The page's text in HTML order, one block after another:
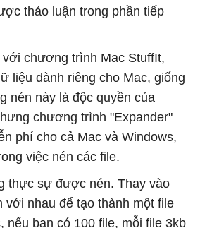
thảo luận trong phần tiếp
chương trình Mac StuffIt,
liệu dành riêng cho Mac, giống
nén này là độc quyền của
chương trình "Expander"
phí cho cả Mac và Windows,
việc nén các file.
thực sự được nén. Thay vào
với nhau để tạo thành một file
nếu bạn có 100 file, mỗi file 3kb